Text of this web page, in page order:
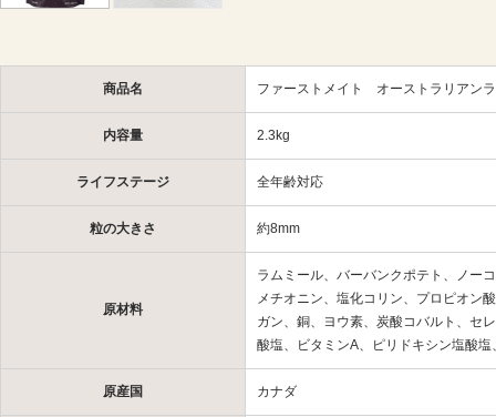
商品名 ファーストメイト オーストラリアン
内容量 2.3kg
ライフステージ 全年齢対応
粒の大きさ 約8mm
原材料
ラムミール、バーバンクポテト、ノー
メチオニン、塩化コリン、プロピオン
ガン、銅、ヨウ素、炭酸コバルト、セ
酸塩、ビタミンA、ピリドキシン塩酸
原産国 カナダ